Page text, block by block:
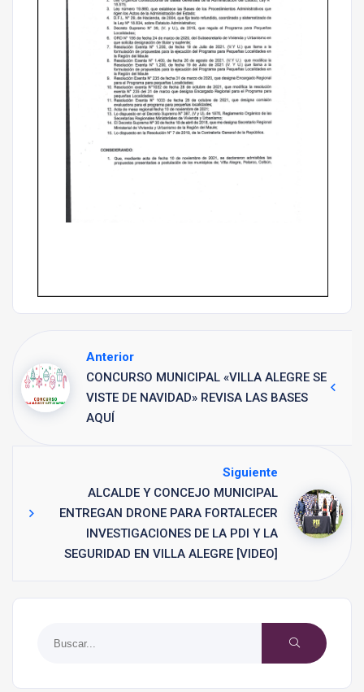
Anterior
CONCURSO MUNICIPAL «VILLA ALEGRE SE
VISTE DE NAVIDAD» REVISA LAS BASES
AQUÍ
Siguiente
ALCALDE Y CONCEJO MUNICIPAL
ENTREGAN DRONE PARA FORTALECER
INVESTIGACIONES DE LA PDI Y LA
SEGURIDAD EN VILLA ALEGRE [VIDEO]